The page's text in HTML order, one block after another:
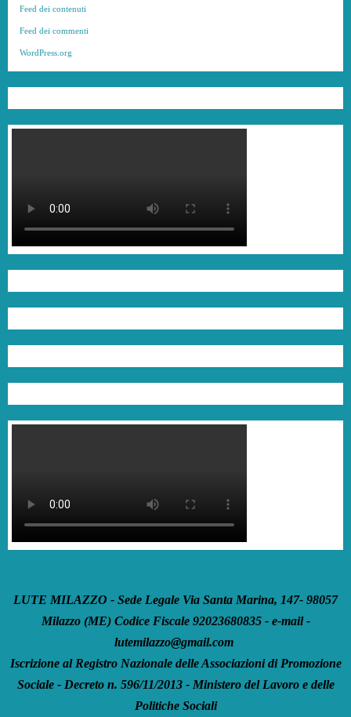
Feed dei contenuti
Feed dei commenti
WordPress.org
LUTE MILAZZO - Sede Legale Via Santa Marina, 147- 98057
Milazzo (ME) Codice Fiscale 92023680835 - e-mail -
lutemilazzo@gmail.com
Iscrizione al Registro Nazionale delle Associazioni di Promozione
Sociale - Decreto n. 596/11/2013 - Ministero del Lavoro e delle
Politiche Sociali